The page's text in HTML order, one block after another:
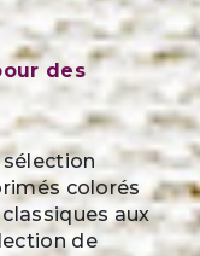
des
colorés
aux
de